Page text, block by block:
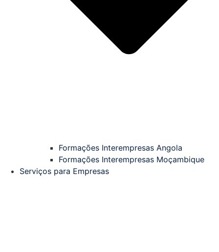
Formações Interempresas Angola
Formações Interempresas Moçambique
Serviços para Empresas